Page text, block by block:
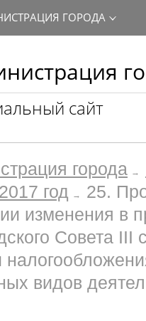
сайт
ГОРОДА
города
2017 год
25.
изменения в
Совета
видов